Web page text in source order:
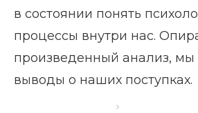
в состоянии понять
процессы внутри нас.
произведенный анализ,
выводы о наших поступках.